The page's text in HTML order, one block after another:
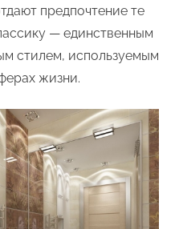
предпочтение те
— единственным
стилем, используемым
жизни.